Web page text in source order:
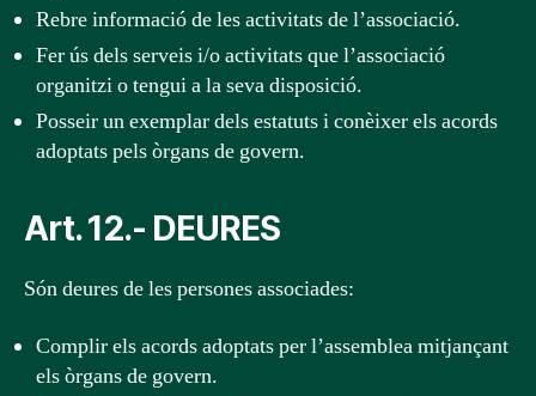
Rebre informació de les activitats de l’associació.
Fer ús dels serveis i/o activitats que l’associació
organitzi o tengui a la seva disposició.
Posseir un exemplar dels estatuts i conèixer els acords
adoptats pels òrgans de govern.
Art. 12.- DEURES
Són deures de les persones associades:
Complir els acords adoptats per l’assemblea mitjançant
els òrgans de govern.